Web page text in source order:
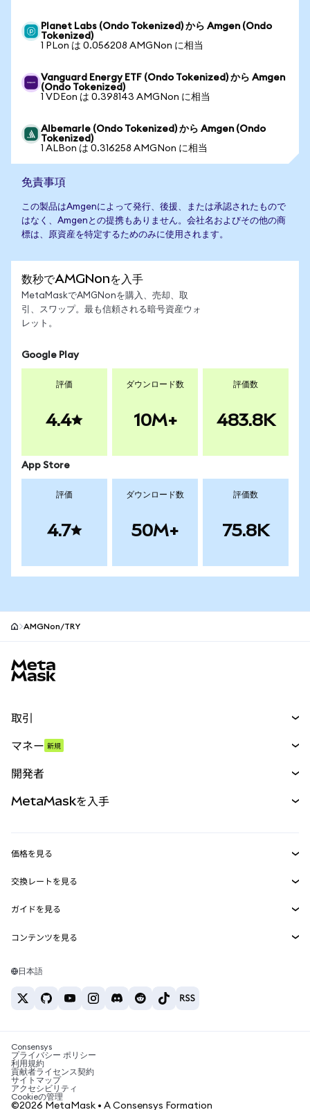
Planet Labs (Ondo Tokenized) から Amgen (Ondo
Tokenized)
1 PLon は 0.056208 AMGNon に相当
Vanguard Energy ETF (Ondo Tokenized) から Amgen
(Ondo Tokenized)
1 VDEon は 0.398143 AMGNon に相当
Albemarle (Ondo Tokenized) から Amgen (Ondo
Tokenized)
1 ALBon は 0.316258 AMGNon に相当
免責事項
この製品はAmgenによって発行、後援、または承認されたもので
はなく、Amgenとの提携もありません。会社名およびその他の商
標は、原資産を特定するためのみに使用されます。
数秒でAMGNonを入手
MetaMaskでAMGNonを購入、売却、取
引、スワップ。最も信頼される暗号資産ウォ
レット。
Google Play
評価
4.4
ダウンロード数
10M+
評価数
483.8K
App Store
評価
4.7
ダウンロード数
50M+
評価数
75.8K
AMGNon/TRY
取引
パーペチュアル
RWA
マネー 新規
開発者
MetaMask Connect
Snaps
Web3サービス
MetaMaskを入手
セキュリティ
サポート
キャリア
お問い合わせ
価格を見る
イーサリアムの価格
Solanaの価格
Tetherの価格
交換レートを見る
ETH→USD
USDT→INR
BTC→INR
ETH→USDT
ガイドを見る
ETHの購入
USDTの購入
SHIBの購入
BNBの購入
コンテンツを見る
Solanaウォレット
税制関連ニュース
暗号資産の購入方法は？
ビットコインを売るには？
日本語
Consensys
プライバシー ポリシー
利用規約
貢献者ライセンス契約
サイトマップ
アクセシビリティ
Cookieの管理
©2026 MetaMask • A Consensys Formation